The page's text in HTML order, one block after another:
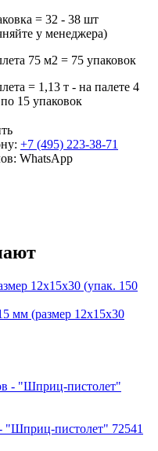
= 32 - 38 шт
у менеджера)
75 м2 = 75 упаковок
= 1,13 т - на палете 4
15 упаковок
+7 (495) 223-38-71
WhatsApp
мм (размер 12х15х30
"Шприц-пистолет" 72541